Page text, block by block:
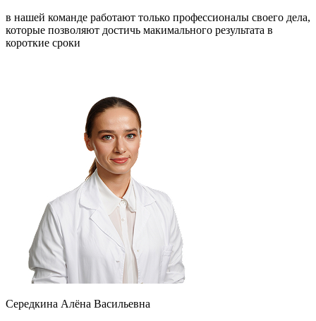
в нашей команде работают только профессионалы своего дела,
которые позволяют достичь макимального результата в
короткие сроки
Середкина Алёна Васильевна